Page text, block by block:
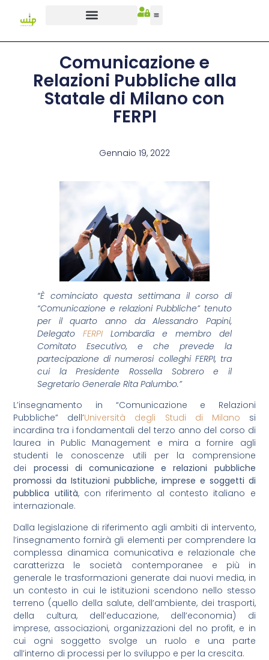
Comunicazione e
Relazioni Pubbliche alla
Statale di Milano con
FERPI
Gennaio 19, 2022
“È cominciato questa settimana il corso di
“Comunicazione e relazioni Pubbliche” tenuto
per il quarto anno da Alessandro Papini,
DelegatoFERPI Lombardia e membro del
Comitato Esecutivo, e che prevede la
partecipazione di numerosi colleghi FERPI, tra
cui la Presidente Rossella Sobrero e il
Segretario Generale Rita Palumbo.”
L’insegnamento in “Comunicazione e Relazioni
Pubbliche” dell’Università degli Studi di Milano si
incardina tra i fondamentali del terzo anno del corso di
laurea in Public Management e mira a fornire agli
studenti le conoscenze utili per la comprensione
dei processi di comunicazione e relazioni pubbliche
promossi da Istituzioni pubbliche, imprese e soggetti di
pubblica utilità, con riferimento al contesto italiano e
internazionale.
Dalla legislazione di riferimento agli ambiti di intervento,
l’insegnamento fornirà gli elementi per comprendere la
complessa dinamica comunicativa e relazionale che
caratterizza le società contemporanee e più in
generale le trasformazioni generate dai nuovi media, in
un contesto in cui le istituzioni scendono nello stesso
terreno (quello della salute, dell’ambiente, dei trasporti,
della cultura, dell’educazione, dell’economia) di
imprese, associazioni, organizzazioni del no profit, e in
cui ogni soggetto svolge un ruolo e una parte
all’interno di processi per lo sviluppo e per la crescita.